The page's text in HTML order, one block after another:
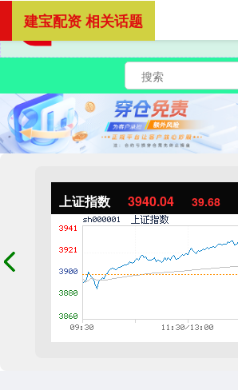
上证指数 3940.04 39.68
建宝配资 相关话题